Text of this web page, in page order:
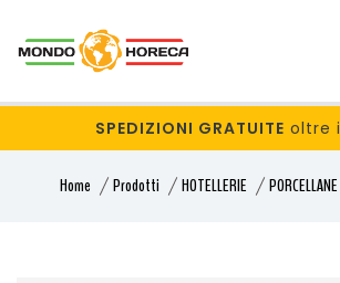
SPEDIZIONI GRATUITE oltre i
Home Prodotti HOTELLERIE PORCELLANE